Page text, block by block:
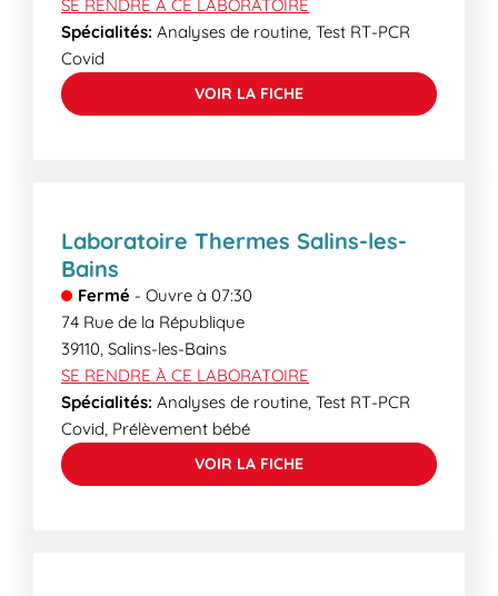
SE RENDRE À CE LABORATOIRE
Spécialités: Analyses de routine, Test RT-PCR
Covid
VOIR LA FICHE
Laboratoire Thermes Salins-les-
Bains
Fermé - Ouvre à 07:30
74 Rue de la République
39110, Salins-les-Bains
SE RENDRE À CE LABORATOIRE
Spécialités: Analyses de routine, Test RT-PCR
Covid, Prélèvement bébé
VOIR LA FICHE